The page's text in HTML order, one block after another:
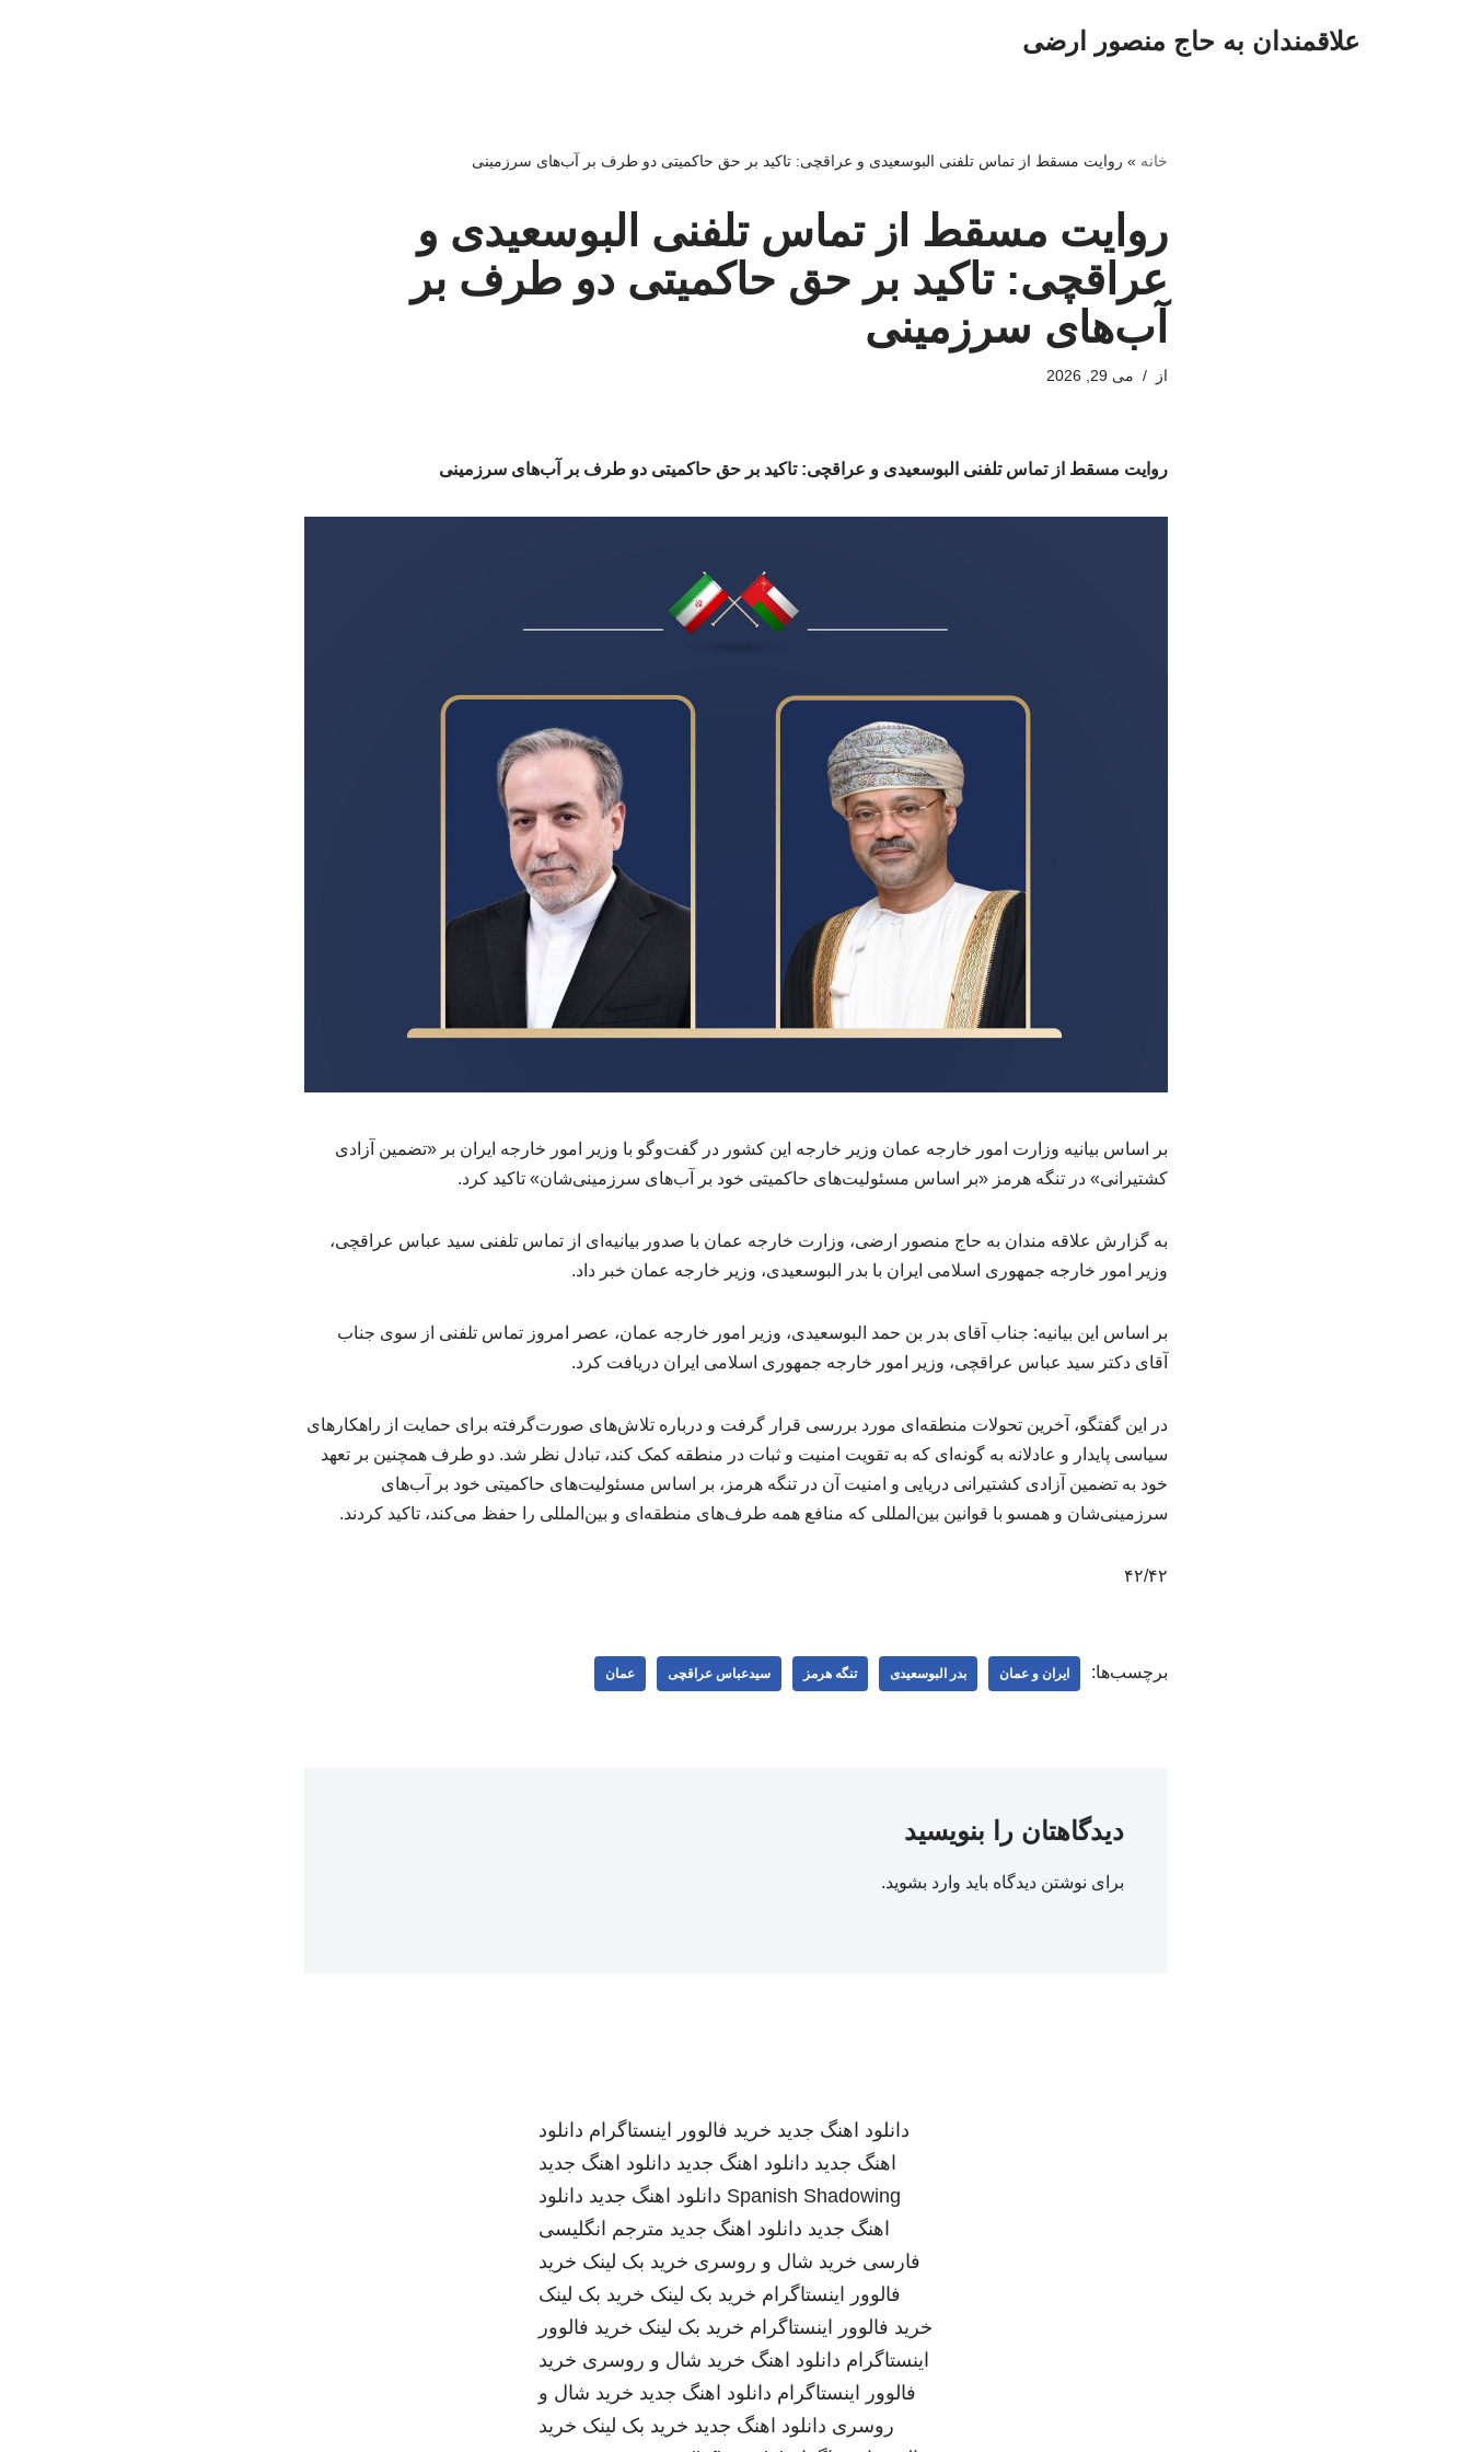
علاقمندان به حاج منصور ارضی
خانه » روایت مسقط از تماس تلفنی البوسعیدی و عراقچی: تاکید بر حق حاکمیتی دو طرف بر آب‌های سرزمینی
روایت مسقط از تماس تلفنی البوسعیدی و
عراقچی: تاکید بر حق حاکمیتی دو طرف بر
آب‌های سرزمینی
از می 29, 2026
روایت مسقط از تماس تلفنی البوسعیدی و عراقچی: تاکید بر حق حاکمیتی دو طرف بر آب‌های سرزمینی
بر اساس بیانیه وزارت امور خارجه عمان وزیر خارجه این کشور در گفت‌وگو با وزیر امور خارجه ایران بر «تضمین آزادی
کشتیرانی» در تنگه هرمز «بر اساس مسئولیت‌های حاکمیتی خود بر آب‌های سرزمینی‌شان» تاکید کرد.
به گزارش علاقه مندان به حاج منصور ارضی، وزارت خارجه عمان با صدور بیانیه‌ای از تماس تلفنی سید عباس عراقچی،
وزیر امور خارجه جمهوری اسلامی ایران با بدر البوسعیدی، وزیر خارجه عمان خبر داد.
بر اساس این بیانیه: جناب آقای بدر بن حمد البوسعیدی، وزیر امور خارجه عمان، عصر امروز تماس تلفنی از سوی جناب
آقای دکتر سید عباس عراقچی، وزیر امور خارجه جمهوری اسلامی ایران دریافت کرد.
در این گفتگو، آخرین تحولات منطقه‌ای مورد بررسی قرار گرفت و درباره تلاش‌های صورت‌گرفته برای حمایت از راهکارهای
سیاسی پایدار و عادلانه به گونه‌ای که به تقویت امنیت و ثبات در منطقه کمک کند، تبادل نظر شد. دو طرف همچنین بر تعهد
خود به تضمین آزادی کشتیرانی دریایی و امنیت آن در تنگه هرمز، بر اساس مسئولیت‌های حاکمیتی خود بر آب‌های
سرزمینی‌شان و همسو با قوانین بین‌المللی که منافع همه طرف‌های منطقه‌ای و بین‌المللی را حفظ می‌کند، تاکید کردند.
۴۲/۴۲
برچسب‌ها: ایران و عمان بدر البوسعیدی تنگه هرمز سیدعباس عراقچی عمان
دیدگاهتان را بنویسید
برای نوشتن دیدگاه باید وارد بشوید.
دانلود اهنگ جدید خرید فالوور اینستاگرام دانلود
اهنگ جدید دانلود اهنگ جدید دانلود اهنگ جدید
Spanish Shadowing دانلود اهنگ جدید دانلود
اهنگ جدید دانلود اهنگ جدید مترجم انگلیسی
فارسی خرید شال و روسری خرید بک لینک خرید
فالوور اینستاگرام خرید بک لینک خرید بک لینک
خرید فالوور اینستاگرام خرید بک لینک خرید فالوور
اینستاگرام دانلود اهنگ خرید شال و روسری خرید
فالوور اینستاگرام دانلود اهنگ جدید خرید شال و
روسری دانلود اهنگ جدید خرید بک لینک خرید